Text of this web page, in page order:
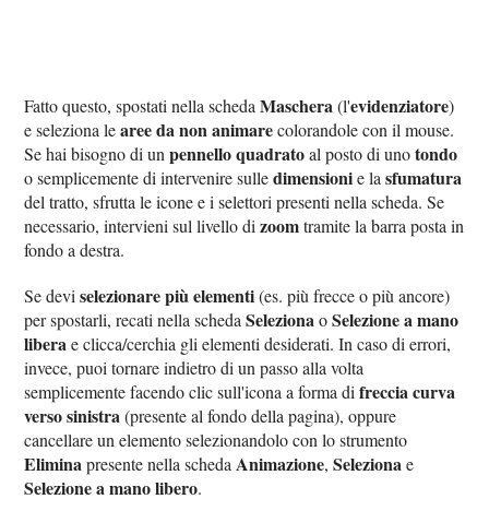
Fatto questo, spostati nella schedaMaschera(l'evidenziatore)
e seleziona learee da non animarecolorandole con il mouse.
Se hai bisogno di unpennello quadratoal posto di unotondo
o semplicemente di intervenire sulledimensionie lasfumatura
del tratto, sfrutta le icone e i selettori presenti nella scheda. Se
necessario, intervieni sul livello dizoomtramite la barra posta in
fondo a destra.
Se deviselezionare più elementi(es. più frecce o più ancore)
per spostarli, recati nella schedaSelezionaoSelezione a mano
liberae clicca/cerchia gli elementi desiderati. In caso di errori,
invece, puoi tornare indietro di un passo alla volta
semplicemente facendo clic sull'icona a forma difreccia curva
verso sinistra(presente al fondo della pagina), oppure
cancellare un elemento selezionandolo con lo strumento
Eliminapresente nella scheda Animazione,Selezionae
Selezione a mano libero.